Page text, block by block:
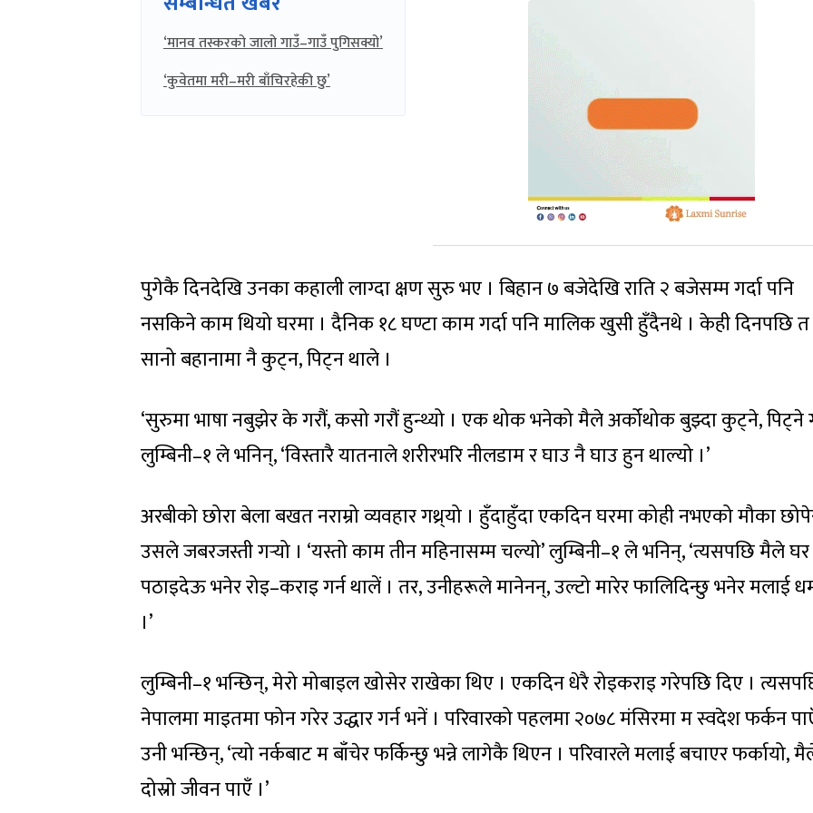
‘मानव तस्करको जालो गाउँ–गाउँ पुगिसक्यो’
‘कुवेतमा मरी–मरी बाँचिरहेकी छु’
पुगेकै दिनदेखि उनका कहाली लाग्दा क्षण सुरु भए । बिहान ७ बजेदेखि राति २ बजेसम्म गर्दा पनि
नसकिने काम थियो घरमा । दैनिक १८ घण्टा काम गर्दा पनि मालिक खुसी हुँदैनथे । केही दिनपछि
सानो बहानामा नै कुट्न, पिट्न थाले ।
‘सुरुमा भाषा नबुझेर के गरौं, कसो गरौं हुन्थ्यो । एक थोक भनेको मैले अर्कोथोक बुझ्दा कुट्ने, पिट्ने
लुम्बिनी–१ ले भनिन्, ‘विस्तारै यातनाले शरीरभरि नीलडाम र घाउ नै घाउ हुन थाल्यो ।’
अरबीको छोरा बेला बखत नराम्रो व्यवहार गथ्र्यो । हुँदाहुँदा एकदिन घरमा कोही नभएको मौका
उसले जबरजस्ती गर्‍यो । ‘यस्तो काम तीन महिनासम्म चल्यो’ लुम्बिनी–१ ले भनिन्, ‘त्यसपछि मैले घर
पठाइदेऊ भनेर रोइ–कराइ गर्न थालें । तर, उनीहरूले मानेनन्, उल्टो मारेर फालिदिन्छु भनेर मलाई
।’
लुम्बिनी–१ भन्छिन्, मेरो मोबाइल खोसेर राखेका थिए । एकदिन धेरै रोइकराइ गरेपछि दिए ।
नेपालमा माइतमा फोन गरेर उद्धार गर्न भनें । परिवारको पहलमा २०७८ मंसिरमा म स्वदेश फर्कन
उनी भन्छिन्, ‘त्यो नर्कबाट म बाँचेर फर्किन्छु भन्ने लागेकै थिएन । परिवारले मलाई बचाएर फर्कायो,
दोस्रो जीवन पाएँ ।’